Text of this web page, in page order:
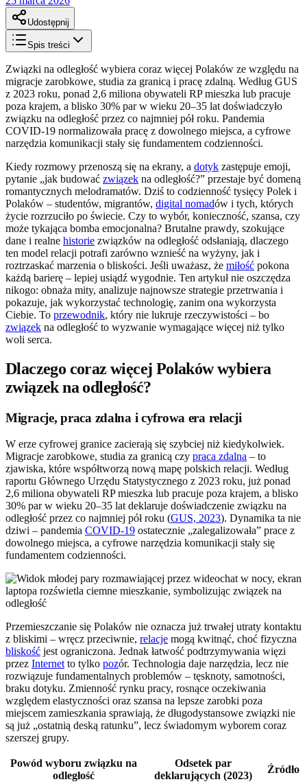
Udostępnij
Spis treści
Związki na odległość wybiera coraz więcej Polaków ze względu na
migracje zarobkowe, studia za granicą i pracę zdalną. Według GUS
z 2023 roku, ponad 2,6 miliona obywateli RP mieszka lub pracuje
poza krajem, a blisko 30% par w wieku 20–35 lat doświadczyło
związku na odległość przez co najmniej pół roku. Pandemia
COVID-19 normalizowała pracę z dowolnego miejsca, a cyfrowe
narzędzia komunikacji stały się fundamentem codzienności.
Kiedy rozmowy przenoszą się na ekrany, a dotyk zastępuje emoji,
pytanie „jak budować związek na odległość?” przestaje być domeną
romantycznych melodramatów. Dziś to codzienność tysięcy Polek i
Polaków – studentów, migrantów, digital nomadów i tych, których
życie rozrzuciło po świecie. Czy to wybór, konieczność, szansa, czy
może tykająca bomba emocjonalna? Brutalne prawdy, szokujące
dane i realne historie związków na odległość odsłaniają, dlaczego
ten model relacji potrafi zarówno wznieść na wyżyny, jak i
roztrzaskać marzenia o bliskości. Jeśli uważasz, że miłość pokona
każdą barierę – lepiej usiądź wygodnie. Ten artykuł nie oszczędza
nikogo: obnaża mity, analizuje najnowsze strategie przetrwania i
pokazuje, jak wykorzystać technologię, zanim ona wykorzysta
Ciebie. To przewodnik, który nie lukruje rzeczywistości – bo
związek na odległość to wyzwanie wymagające więcej niż tylko
woli serca.
Dlaczego coraz więcej Polaków wybiera
związek na odległość?
Migracje, praca zdalna i cyfrowa era relacji
W erze cyfrowej granice zacierają się szybciej niż kiedykolwiek.
Migracje zarobkowe, studia za granicą czy praca zdalna – to
zjawiska, które współtworzą nową mapę polskich relacji. Według
raportu Głównego Urzędu Statystycznego z 2023 roku, już ponad
2,6 miliona obywateli RP mieszka lub pracuje poza krajem, a blisko
30% par w wieku 20–35 lat deklaruje doświadczenie związku na
odległość przez co najmniej pół roku (GUS, 2023). Dynamika ta nie
dziwi – pandemia COVID-19 ostatecznie „zalegalizowała” prace z
dowolnego miejsca, a cyfrowe narzędzia komunikacji stały się
fundamentem codzienności.
Przemieszczanie się Polaków nie oznacza już trwałej utraty kontaktu
z bliskimi – wręcz przeciwnie, relacje mogą kwitnąć, choć fizyczna
bliskość jest ograniczona. Jednak łatwość podtrzymywania więzi
przez Internet to tylko pozór. Technologia daje narzędzia, lecz nie
rozwiązuje fundamentalnych problemów – tęsknoty, samotności,
braku dotyku. Zmienność rynku pracy, rosnące oczekiwania
względem elastyczności oraz szansa na lepsze zarobki poza
miejscem zamieszkania sprawiają, że długodystansowe związki nie
są już „ostatnią deską ratunku”, lecz świadomym wyborem coraz
szerszej grupy.
Powód wyboru związku na
odległość
Odsetek par
deklarujących (2023)
Źródło